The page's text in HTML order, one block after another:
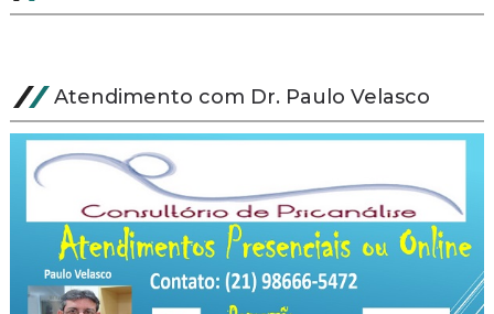
Atendimento com Dr. Paulo Velasco